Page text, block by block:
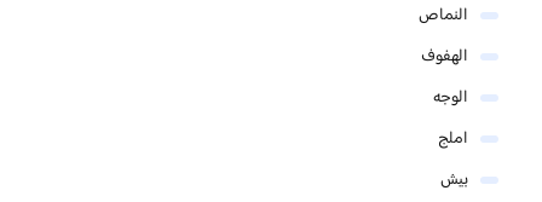
النماص
الهفوف
الوجه
املج
بيش